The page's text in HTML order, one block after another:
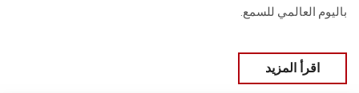
باليوم العالمي للسمع.
اقرأ المزيد